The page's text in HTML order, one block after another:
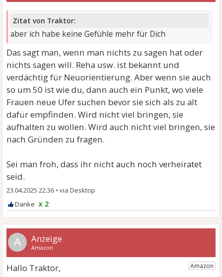
Zitat von Traktor:
aber ich habe keine Gefühle mehr für Dich
Das sagt man, wenn man nichts zu sagen hat oder
nichts sagen will. Reha usw. ist bekannt und
verdächtig für Neuorientierung. Aber wenn sie auch
so um 50 ist wie du, dann auch ein Punkt, wo viele
Frauen neue Ufer suchen bevor sie sich als zu alt
dafür empfinden. Wird nicht viel bringen, sie
aufhalten zu wollen. Wird auch nicht viel bringen, sie
nach Gründen zu fragen.
Sei man froh, dass ihr nicht auch noch verheiratet
seid.
23.04.2025 22:36 •
x 2
A